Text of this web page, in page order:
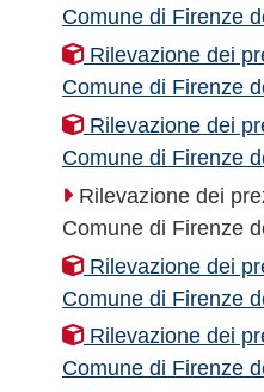
Comune di Firenze
Rilevazione dei
Comune di Firenze
Rilevazione dei
Comune di Firenze
Rilevazione dei
Comune di Firenze
Rilevazione dei
Comune di Firenze
Rilevazione dei
Comune di Firenze